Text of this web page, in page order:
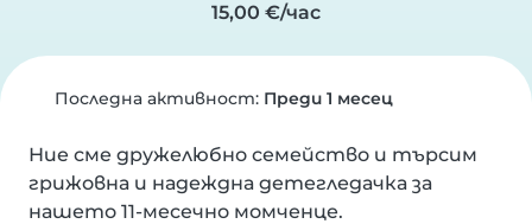
15,00 €/час
Последна активност: Преди 1 месец
Ние сме дружелюбно семейство и търсим
грижовна и надеждна детегледачка за
нашето 11-месечно момченце.